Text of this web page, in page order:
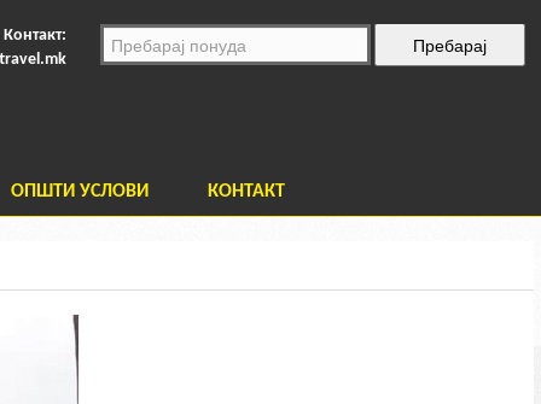
Контакт:
ОПШТИ УСЛОВИ КОНТАКТ